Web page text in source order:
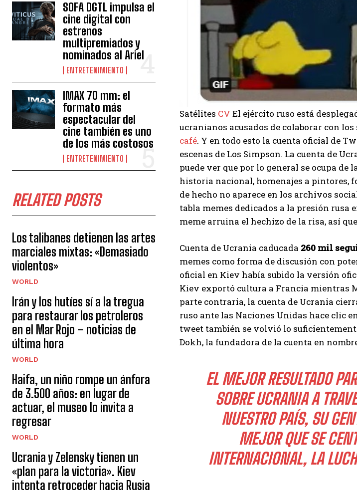
I WANT IN
Aygen
SOFA DGTL impulsa el
cine digital con
estrenos
multipremiados y
nominados al Ariel
ENTRETENIMIENTO
IMAX 70 mm: el
formato más
espectacular del
cine también es uno
de los más costosos
ENTRETENIMIENTO
RELATED POSTS
Los talibanes detienen las artes
marciales mixtas: «Demasiado
violentos»
WORLD
Irán y los hutíes sí a la tregua
para restaurar los petroleros
en el Mar Rojo – noticias de
última hora
WORLD
Haifa, un niño rompe un ánfora
de 3.500 años: en lugar de
actuar, el museo lo invita a
regresar
WORLD
Ucrania y Zelensky tienen un
«plan para la victoria». Kiev
intenta retroceder hacia Rusia
Satélites CV El ejército ruso está
ucranianos acusados ​​de colaborar con
café. Y en todo esto la cuenta oficial de
escenas de Los Simpson. La cuenta de
puede ver que por lo general se ocupa
historia nacional, homenajes a pintores,
de hecho no aparece en los archivos
tabla memes dedicados a la presión rusa
meme arruina el hechizo de la risa, así
Cuenta de Ucrania caducada 260 mil
memes como forma de discusión con
oficial en Kiev había subido la versión
Kiev exportó cultura a Francia mientras
parte contraria, la cuenta de Ucrania
ruso ante las Naciones Unidas hace clic
tweet también se volvió lo
Dokh, la fundadora de la cuenta en
EL MEJOR RESULTADO
SOBRE UCRANIA A
NUESTRO PAÍS, SU
MEJOR QUE SE
INTERNACIONAL, LA